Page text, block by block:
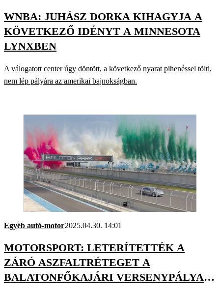
WNBA: JUHÁSZ DORKA KIHAGYJA A
KÖVETKEZŐ IDÉNYT A MINNESOTA
LYNXBEN
A válogatott center úgy döntött, a következő nyarat pihenéssel tölti,
nem lép pályára az amerikai bajnokságban.
Egyéb autó-motor2025.04.30. 14:01
MOTORSPORT: LETERÍTETTÉK A
ZÁRÓ ASZFALTRÉTEGET A
BALATONFŐKAJÁRI VERSENYPÁLYA